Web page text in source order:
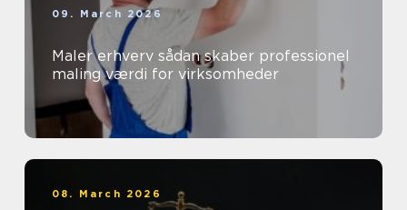
09. March 2026
Maler erhverv sådan skaber professionel
maling værdi for virksomheder
08. March 2026